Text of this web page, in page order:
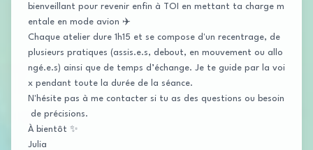
bienveillant pour revenir enfin à TOI en mettant ta charge m
entale en mode avion ✈️
Chaque atelier dure 1h15 et se compose d'un recentrage, de
plusieurs pratiques (assis.e.s, debout, en mouvement ou allo
ngé.e.s) ainsi que de temps d’échange. Je te guide par la voi
x pendant toute la durée de la séance.
N'hésite pas à me contacter si tu as des questions ou besoin
de précisions.
À bientôt ✨
Julia